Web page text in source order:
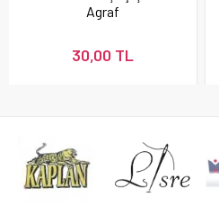
Agraf
30,00 TL